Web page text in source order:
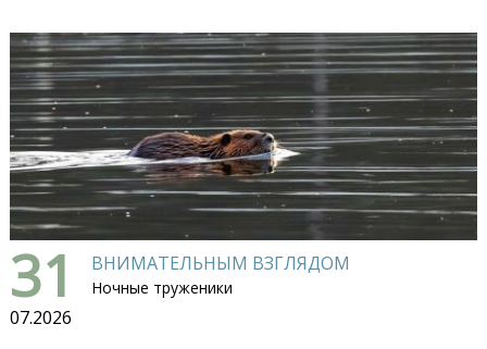
31
07.2026
ВНИМАТЕЛЬНЫМ ВЗГЛЯДОМ
Ночные труженики